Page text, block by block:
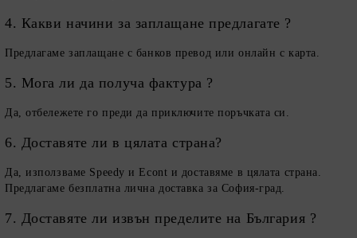
4. Какви начини за заплащане предлагате ?
Предлагаме заплащане с банков превод или онлайн с карта.
5. Мога ли да получа фактура ?
Да, отбележете го преди да приключите поръчката си.
6. Доставяте ли в цялата страна?
Да, използваме Speedy и Econt и доставяме в цялата страна.
Предлагаме безплатна лична доставка за София-град.
7. Доставяте ли извън пределите на България ?